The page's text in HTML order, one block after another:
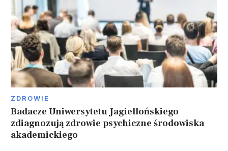
ZDROWIE
Badacze Uniwersytetu Jagiellońskiego
zdiagnozują zdrowie psychiczne środowiska
akademickiego